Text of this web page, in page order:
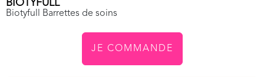
BIOTYFULL
Biotyfull Barrettes de soins
JE COMMANDE